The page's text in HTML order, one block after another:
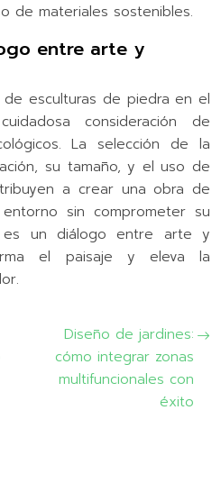
de materiales sostenibles.
entre arte y
de esculturas de piedra en el
consideración de
La selección de la
su tamaño, y el uso de
a crear una obra de
sin comprometer su
es un diálogo entre arte y
el paisaje y eleva la
Diseño de jardines:
cómo integrar zonas
multifuncionales con
éxito